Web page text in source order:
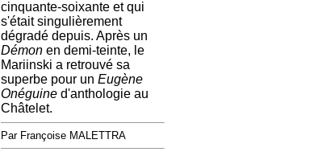
cinquante-soixante et qui
s'était singulièrement
dégradé depuis. Après un
Démon en demi-teinte, le
Mariinski a retrouvé sa
superbe pour un Eugène
Onéguine d'anthologie au
Châtelet.
Par Françoise MALETTRA